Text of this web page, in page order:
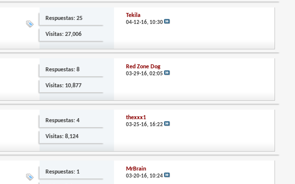
Respuestas: 25
Visitas: 27,006
Tekila
04-12-16, 10:30
Respuestas: 8
Visitas: 10,877
Red Zone Dog
03-29-16,02:05
Respuestas: 4
Visitas: 8,124
thexxx1
03-25-16, 16:22
Respuestas: 1 MrBrain
03-20-16, 10:24